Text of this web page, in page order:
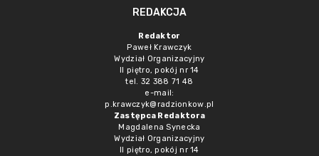
REDAKCJA
Redaktor
Paweł Krawczyk
Wydział Organizacyjny
II piętro, pokój nr 14
tel. 32 388 71 48
e-mail:
p.krawczyk@radzionkow.pl
Zastępca Redaktora
Magdalena Synecka
Wydział Organizacyjny
II piętro, pokój nr 14